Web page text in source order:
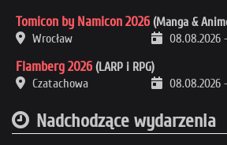
Tomicon by Namicon 2026 (Manga &
Wrocław
08.08.2026
Flamberg 2026 (LARP i RPG)
Czatachowa
08.08.2026
Nadchodzące wydarzenia